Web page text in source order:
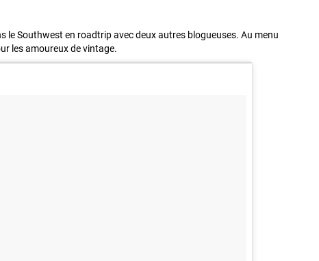
le Southwest en roadtrip avec deux autres blogueuses. Au menu
les amoureux de vintage.